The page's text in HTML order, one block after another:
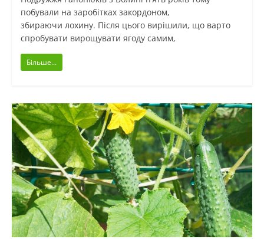
побували на заробітках закордоном,
збираючи лохину. Після цього вирішили, що варто
спробувати вирощувати ягоду самим,
Більше...